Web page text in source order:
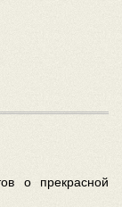
о прекрасной